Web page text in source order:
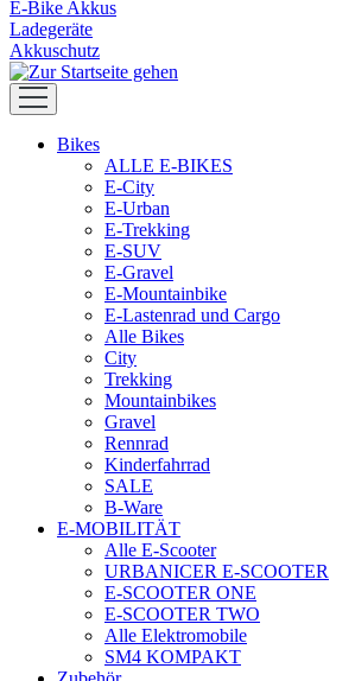
E-Bike Akkus
Ladegeräte
Akkuschutz
Bikes
ALLE E-BIKES
E-City
E-Urban
E-Trekking
E-SUV
E-Gravel
E-Mountainbike
E-Lastenrad und Cargo
Alle Bikes
City
Trekking
Mountainbikes
Gravel
Rennrad
Kinderfahrrad
SALE
B-Ware
E-MOBILITÄT
Alle E-Scooter
URBANICER E-SCOOTER
E-SCOOTER ONE
E-SCOOTER TWO
Alle Elektromobile
SM4 KOMPAKT